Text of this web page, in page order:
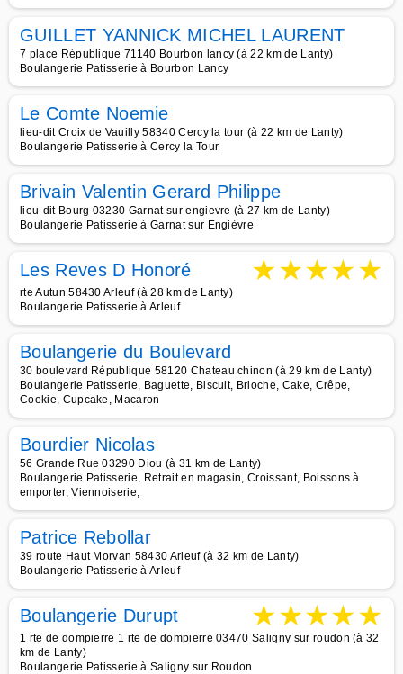
GUILLET YANNICK MICHEL LAURENT
7 place République 71140 Bourbon lancy (à 22 km de Lanty)
Boulangerie Patisserie à Bourbon Lancy
Le Comte Noemie
lieu-dit Croix de Vauilly 58340 Cercy la tour (à 22 km de Lanty)
Boulangerie Patisserie à Cercy la Tour
Brivain Valentin Gerard Philippe
lieu-dit Bourg 03230 Garnat sur engievre (à 27 km de Lanty)
Boulangerie Patisserie à Garnat sur Engièvre
Les Reves D Honoré ★★★★★
rte Autun 58430 Arleuf (à 28 km de Lanty)
Boulangerie Patisserie à Arleuf
Boulangerie du Boulevard
30 boulevard République 58120 Chateau chinon (à 29 km de Lanty)
Boulangerie Patisserie, Baguette, Biscuit, Brioche, Cake, Crêpe,
Cookie, Cupcake, Macaron
Bourdier Nicolas
56 Grande Rue 03290 Diou (à 31 km de Lanty)
Boulangerie Patisserie, Retrait en magasin, Croissant, Boissons à
emporter, Viennoiserie,
Patrice Rebollar
39 route Haut Morvan 58430 Arleuf (à 32 km de Lanty)
Boulangerie Patisserie à Arleuf
Boulangerie Durupt ★★★★★
1 rte de dompierre 1 rte de dompierre 03470 Saligny sur roudon (à 32
km de Lanty)
Boulangerie Patisserie à Saligny sur Roudon